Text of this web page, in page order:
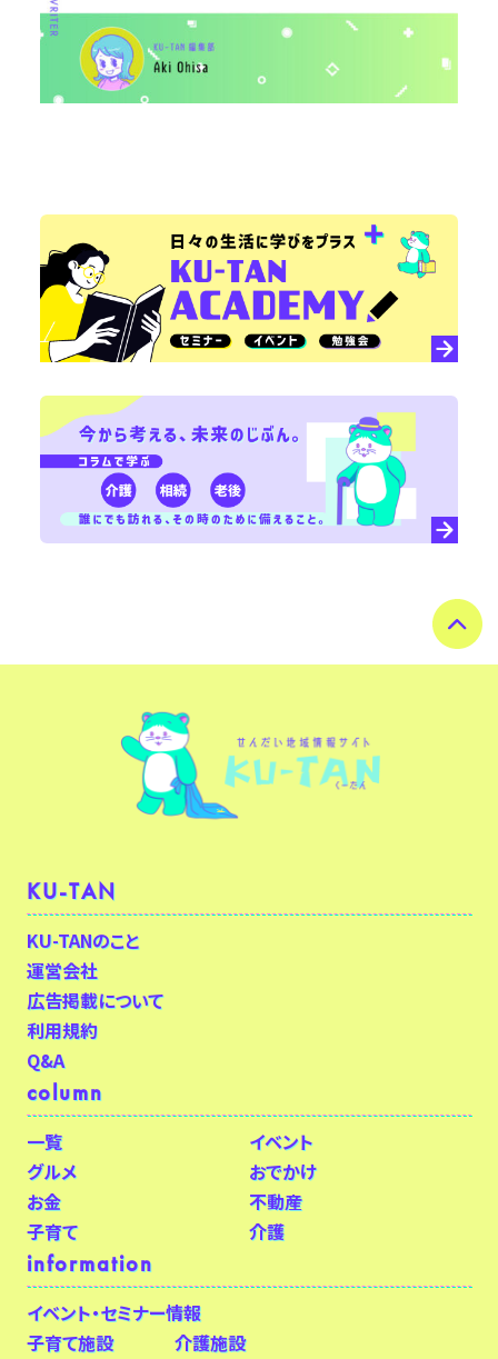
KU-TAN
KU-TANのこと
運営会社
広告掲載について
利用規約
Q&A
column
一覧
イベント
グルメ
おでかけ
お金
不動産
子育て
介護
information
イベント・セミナー情報
子育て施設
介護施設